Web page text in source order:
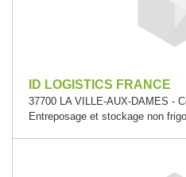
ID LOGISTICS FRANCE
37700 LA VILLE-AUX-DAMES -
Entreposage et stockage non